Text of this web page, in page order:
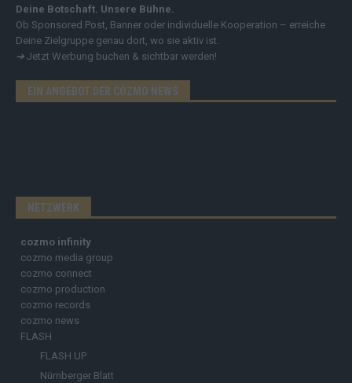
Deine Botschaft. Unsere Bühne.
Ob Sponsored Post, Banner oder individuelle Kooperation – erreiche
Deine Zielgruppe genau dort, wo sie aktiv ist.
➔ Jetzt Werbung buchen & sichtbar werden!
EIN ANGEBOT DER COZMO NEWS
NETZWERK
cozmo infinity
cozmo media group
cozmo connect
cozmo production
cozmo records
cozmo news
FLASH
FLASH UP
Nürnberger Blatt